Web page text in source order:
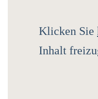
Klicken Sie
Inhalt